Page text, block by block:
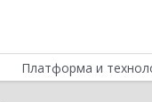
Платформа и